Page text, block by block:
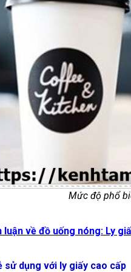
Mức độ phổ
luận về đồ uống nóng: Ly
sử dụng với ly giấy cao cấp